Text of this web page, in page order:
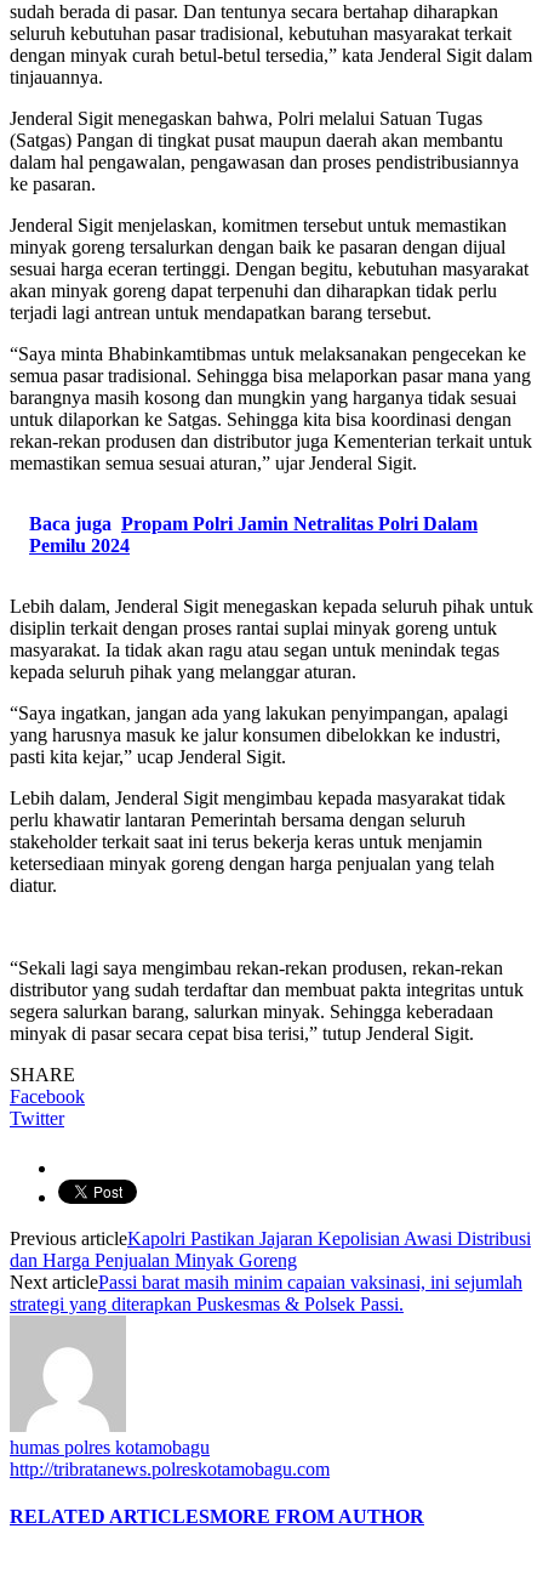
sudah berada di pasar. Dan tentunya secara bertahap diharapkan
seluruh kebutuhan pasar tradisional, kebutuhan masyarakat terkait
dengan minyak curah betul-betul tersedia,” kata Jenderal Sigit dalam
tinjauannya.
Jenderal Sigit menegaskan bahwa, Polri melalui Satuan Tugas
(Satgas) Pangan di tingkat pusat maupun daerah akan membantu
dalam hal pengawalan, pengawasan dan proses pendistribusiannya
ke pasaran.
Jenderal Sigit menjelaskan, komitmen tersebut untuk memastikan
minyak goreng tersalurkan dengan baik ke pasaran dengan dijual
sesuai harga eceran tertinggi. Dengan begitu, kebutuhan masyarakat
akan minyak goreng dapat terpenuhi dan diharapkan tidak perlu
terjadi lagi antrean untuk mendapatkan barang tersebut.
“Saya minta Bhabinkamtibmas untuk melaksanakan pengecekan ke
semua pasar tradisional. Sehingga bisa melaporkan pasar mana yang
barangnya masih kosong dan mungkin yang harganya tidak sesuai
untuk dilaporkan ke Satgas. Sehingga kita bisa koordinasi dengan
rekan-rekan produsen dan distributor juga Kementerian terkait untuk
memastikan semua sesuai aturan,” ujar Jenderal Sigit.
Baca juga Propam Polri Jamin Netralitas Polri Dalam
Pemilu 2024
Lebih dalam, Jenderal Sigit menegaskan kepada seluruh pihak untuk
disiplin terkait dengan proses rantai suplai minyak goreng untuk
masyarakat. Ia tidak akan ragu atau segan untuk menindak tegas
kepada seluruh pihak yang melanggar aturan.
“Saya ingatkan, jangan ada yang lakukan penyimpangan, apalagi
yang harusnya masuk ke jalur konsumen dibelokkan ke industri,
pasti kita kejar,” ucap Jenderal Sigit.
Lebih dalam, Jenderal Sigit mengimbau kepada masyarakat tidak
perlu khawatir lantaran Pemerintah bersama dengan seluruh
stakeholder terkait saat ini terus bekerja keras untuk menjamin
ketersediaan minyak goreng dengan harga penjualan yang telah
diatur.
“Sekali lagi saya mengimbau rekan-rekan produsen, rekan-rekan
distributor yang sudah terdaftar dan membuat pakta integritas untuk
segera salurkan barang, salurkan minyak. Sehingga keberadaan
minyak di pasar secara cepat bisa terisi,” tutup Jenderal Sigit.
SHARE
Facebook
Twitter
Previous articleKapolri Pastikan Jajaran Kepolisian Awasi Distribusi
dan Harga Penjualan Minyak Goreng
Next articlePassi barat masih minim capaian vaksinasi, ini sejumlah
strategi yang diterapkan Puskesmas & Polsek Passi.
humas polres kotamobagu
http://tribratanews.polreskotamobagu.com
RELATED ARTICLESMORE FROM AUTHOR